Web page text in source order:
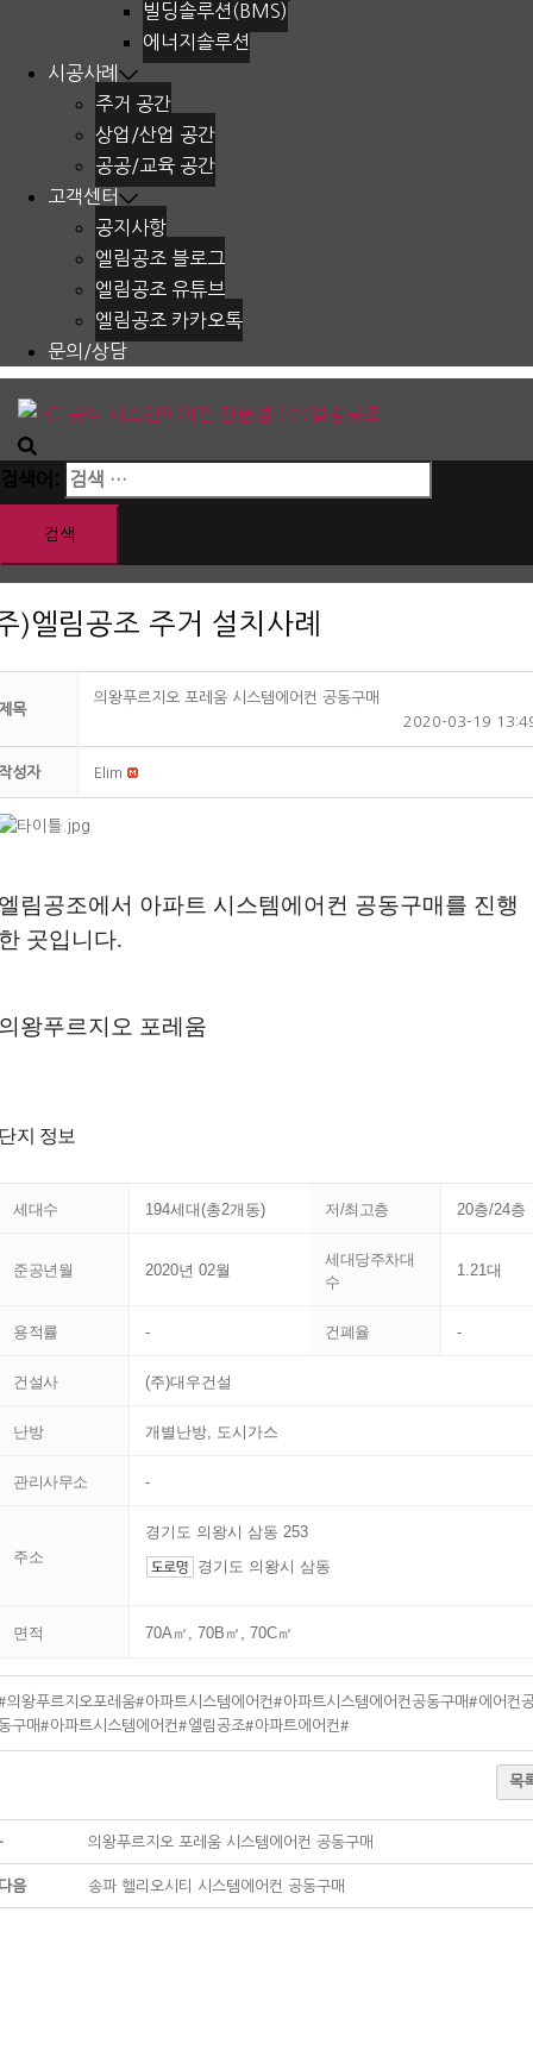
빌딩솔루션(BMS)
에너지솔루션
시공사례
주거 공간
상업/산업 공간
공공/교육 공간
고객센터
공지사항
엘림공조 블로그
엘림공조 유튜브
엘림공조 카카오톡
문의/상담
)엘림공조 주거 설치사례
목
의왕푸르지오 포레움 시스템에어컨 공동구매
2020-03-19
성자 Elim
림공조에서 아파트 시스템에어컨 공동구매를 진행
곳입니다.
왕푸르지오 포레움
지 정보
세대수 194세대(총2개동) 저/최고층 20층/24층
준공년월 2020년 02월
세대당주차대
수
1.21대
용적률 - 건폐율 -
건설사 (주)대우건설
난방 개별난방, 도시가스
관리사무소 -
주소
경기도 의왕시 삼동 253
경기도 의왕시 삼동
면적 70A㎡, 70B㎡, 70C㎡
의왕푸르지오포레움#아파트시스템에어컨 #아파트시스템에어컨공동구매#에어컨
구매#아파트시스템에어컨 #엘림공조#아파트에어컨 #
목
의왕푸르지오 포레움 시스템에어컨 공동구매
음 송파 헬리오시티 시스템에어컨 공동구매